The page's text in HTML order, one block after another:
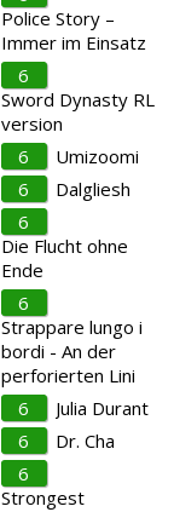
Police Story –
Immer im Einsatz
6
Sword Dynasty RL
version
6
Umizoomi
6
Dalgliesh
6
Die Flucht ohne
Ende
6
Strappare lungo i
bordi - An der
perforierten Lini
6
Julia Durant
6
Dr. Cha
6
Strongest